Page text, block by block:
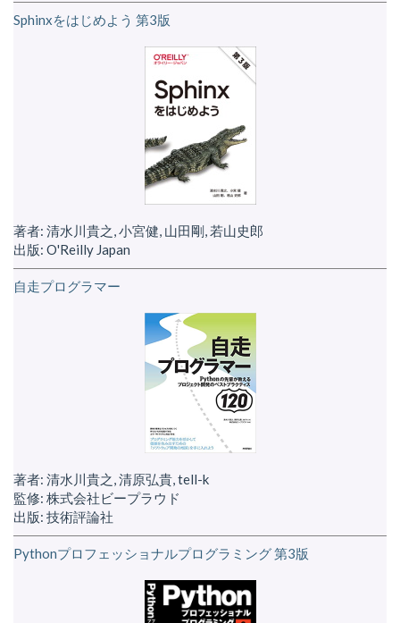
Sphinxをはじめよう 第3版
著者: 清水川貴之, 小宮健, 山田剛, 若山史郎
出版: O'Reilly Japan
自走プログラマー
著者: 清水川貴之, 清原弘貴, tell-k
監修: 株式会社ビープラウド
出版: 技術評論社
Pythonプロフェッショナルプログラミング 第3版